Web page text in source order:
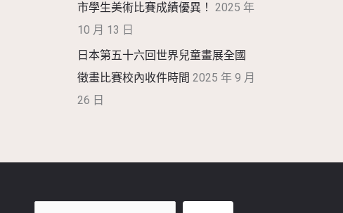
市學生美術比賽成績優異！ 2025 年
10 月 13 日
日本第五十六回世界兒童畫展全國
徵畫比賽校內收件時間 2025 年 9 月
26 日